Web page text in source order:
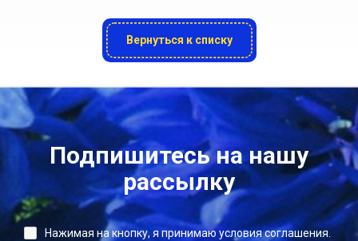
Вернуться к списку
Подпишитесь на нашу
рассылку
Нажимая на кнопку, я принимаю условия соглашения.